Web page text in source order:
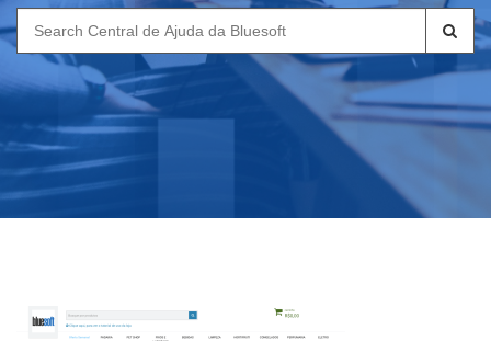
Search
for: